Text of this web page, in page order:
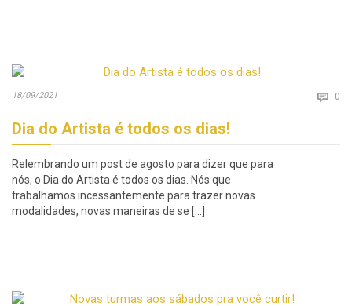
18/09/2021  0
Dia do Artista é todos os dias!
Relembrando um post de agosto para dizer que para
nós, o Dia do Artista é todos os dias. Nós que
trabalhamos incessantemente para trazer novas
modalidades, novas maneiras de se […]